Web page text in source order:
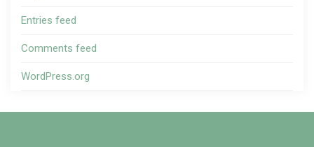
Entries feed
Comments feed
WordPress.org